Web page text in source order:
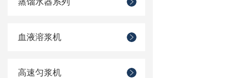
血液溶浆机
高速匀浆机